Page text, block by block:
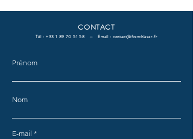
CONTACT
Tél :+33 1 89 70 51 58 — Email :contact@frenchlaser.fr
Prénom
Nom
E-mail